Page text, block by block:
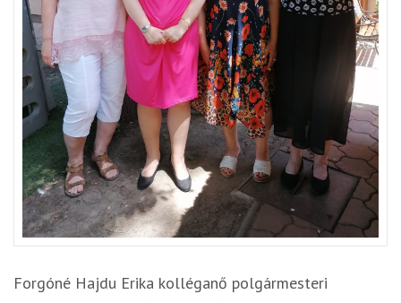
Forgóné Hajdu Erika kolléganő polgármesteri